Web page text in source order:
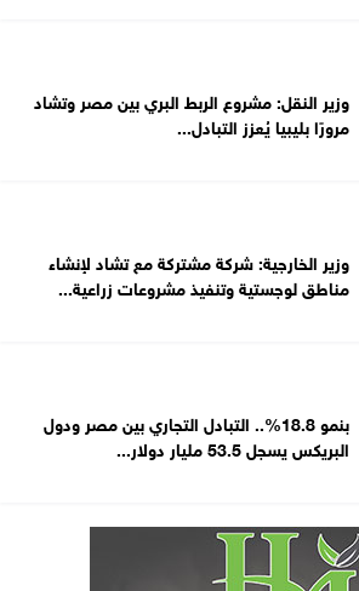
وزير النقل: مشروع الربط البري بين مصر وتشاد
مرورًا بليبيا يُعزز التبادل...
وزير الخارجية: شركة مشتركة مع تشاد لإنشاء
مناطق لوجستية وتنفيذ مشروعات زراعية...
بنمو 18.8%.. التبادل التجاري بين مصر ودول
البريكس يسجل 53.5 مليار دولار...